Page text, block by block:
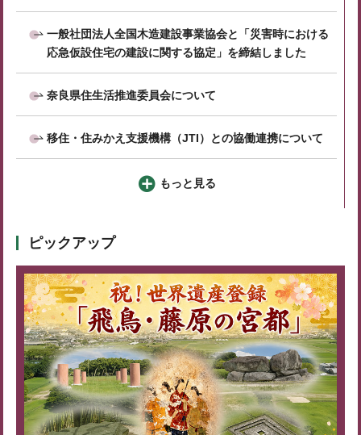
一般社団法人全国木造建設事業協会と「災害時における
応急仮設住宅の建設に関する協定」を締結しました
奈良県住生活推進委員会について
移住・住みかえ支援機構（JTI）との協働連携について
もっと見る
ピックアップ